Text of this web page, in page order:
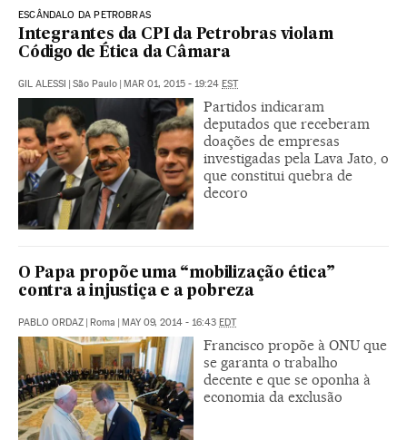
ESCÂNDALO DA PETROBRAS
Integrantes da CPI da Petrobras violam
Código de Ética da Câmara
GIL ALESSI São Paulo MAR 01, 2015 - 19:24 EST
Partidos indicaram
deputados que receberam
doações de empresas
investigadas pela Lava Jato, o
que constitui quebra de
decoro
O Papa propõe uma “mobilização ética”
contra a injustiça e a pobreza
PABLO ORDAZ Roma MAY 09, 2014 - 16:43 EDT
Francisco propõe à ONU que
se garanta o trabalho
decente e que se oponha à
economia da exclusão